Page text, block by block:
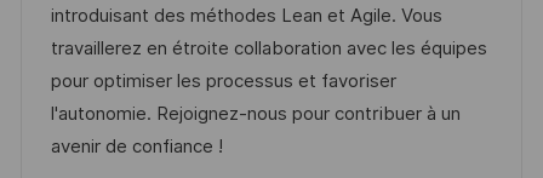
i
c
h
u
n
d
e
r
V
e
D
g
o
r
i
e
introduisant des méthodes Lean et Agile. Vous
travaillerez en étroite collaboration avec les équipes
pour optimiser les processus et favoriser
l'autonomie. Rejoignez-nous pour contribuer à un
avenir de confiance !